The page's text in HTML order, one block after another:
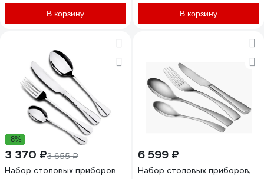
В корзину В корзину
-8%
3 370 ₽3 655 ₽
Набор столовых приборов
6 599 ₽
Набор столовых приборов,